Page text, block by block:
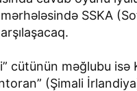
SSKA
cütünün məğlubu
(Şimali